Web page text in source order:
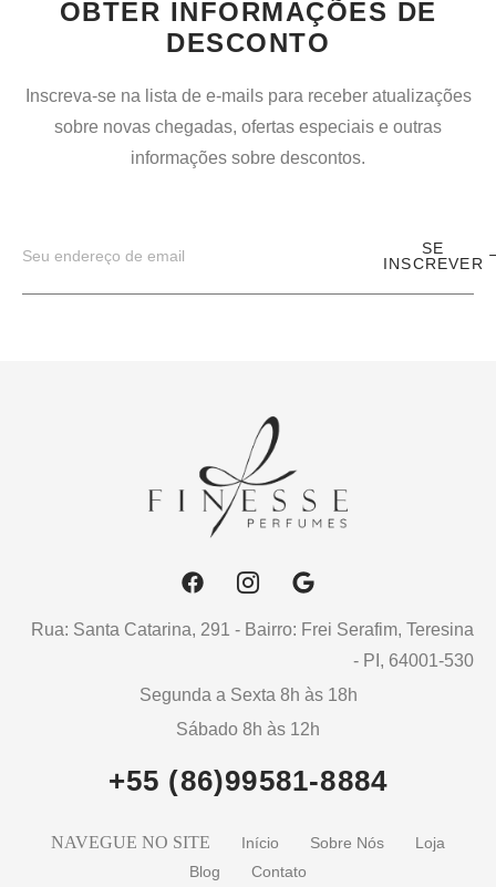
OBTER INFORMAÇÕES DE
DESCONTO
Inscreva-se na lista de e-mails para receber atualizações
sobre novas chegadas, ofertas especiais e outras
informações sobre descontos.
SE
INSCREVER
Rua: Santa Catarina, 291 - Bairro: Frei Serafim, Teresina
- PI, 64001-530
Segunda a Sexta 8h às 18h
Sábado 8h às 12h
+55 (86)99581-8884
NAVEGUE NO SITE Início Sobre Nós
Loja
Blog
Contato